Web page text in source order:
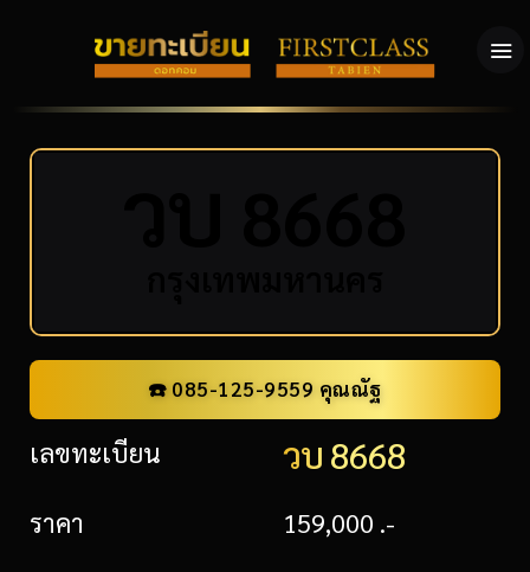
☎️ 085-125-9559 คุณณัฐ
เลขทะเบียน วบ 8668
ราคา 159,000 .-